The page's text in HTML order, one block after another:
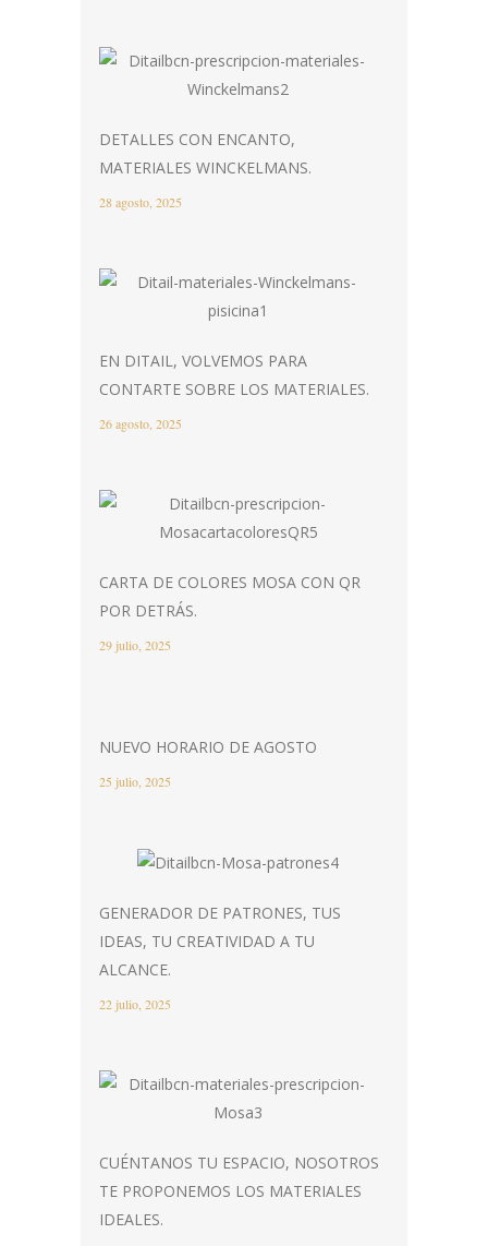
DETALLES CON ENCANTO,
MATERIALES WINCKELMANS.
28 agosto, 2025
EN DITAIL, VOLVEMOS PARA
CONTARTE SOBRE LOS MATERIALES.
26 agosto, 2025
CARTA DE COLORES MOSA CON QR
POR DETRÁS.
29 julio, 2025
NUEVO HORARIO DE AGOSTO
25 julio, 2025
GENERADOR DE PATRONES, TUS
IDEAS, TU CREATIVIDAD A TU
ALCANCE.
22 julio, 2025
CUÉNTANOS TU ESPACIO, NOSOTROS
TE PROPONEMOS LOS MATERIALES
IDEALES.